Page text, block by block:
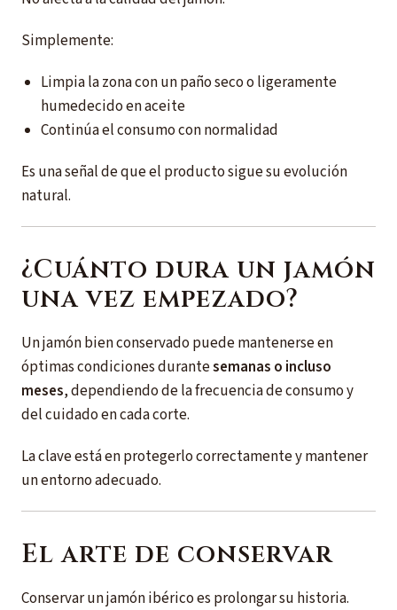
Simplemente:
Limpia la zona con un paño seco o ligeramente
humedecido en aceite
Continúa el consumo con normalidad
Es una señal de que el producto sigue su evolución
natural.
¿Cuánto dura un jamón
una vez empezado?
Un jamón bien conservado puede mantenerse en
óptimas condiciones durantesemanas o incluso
meses, dependiendo de la frecuencia de consumo y
del cuidado en cada corte.
La clave está en protegerlo correctamente y mantener
un entorno adecuado.
El arte de conservar
Conservar un jamón ibérico es prolongar su historia.